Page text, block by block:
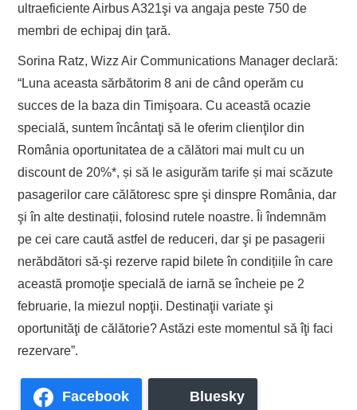
ultraeficiente Airbus A321şi va angaja peste 750 de
membri de echipaj din ţară.
Sorina Ratz, Wizz Air Communications Manager declară:
“Luna aceasta sărbătorim 8 ani de când operăm cu
succes de la baza din Timişoara. Cu această ocazie
specială, suntem încântaţi să le oferim clienţilor din
România oportunitatea de a călători mai mult cu un
discount de 20%*, și să le asigurăm tarife și mai scăzute
pasagerilor care călătoresc spre şi dinspre România, dar
şi în alte destinații, folosind rutele noastre. Îi îndemnăm
pe cei care caută astfel de reduceri, dar şi pe pasagerii
nerăbdători să-şi rezerve rapid bilete în condițiile în care
această promoţie specială de iarnă se încheie pe 2
februarie, la miezul nopţii. Destinaţii variate şi
oportunităţi de călătorie? Astăzi este momentul să îţi faci
rezervare”.
Facebook Bluesky